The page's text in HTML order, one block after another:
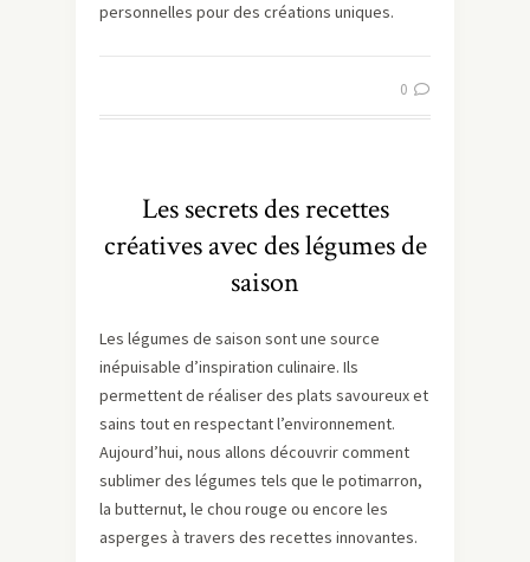
personnelles pour des créations uniques.
0
Les secrets des recettes
créatives avec des légumes de
saison
Les légumes de saison sont une source
inépuisable d’inspiration culinaire. Ils
permettent de réaliser des plats savoureux et
sains tout en respectant l’environnement.
Aujourd’hui, nous allons découvrir comment
sublimer des légumes tels que le potimarron,
la butternut, le chou rouge ou encore les
asperges à travers des recettes innovantes.